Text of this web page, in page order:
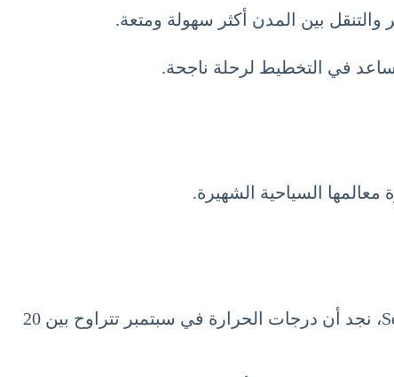
في التخطيط لرحلة ناجحة.
بالانتقال إلى مدينة مرو، التي تعتبر واحدة من أهم مواقع السياحة في تركمانستان شهر سبتمبر 9 أيلول September، نجد أن درجات الحرارة في سبتمبر تتراوح بين 20